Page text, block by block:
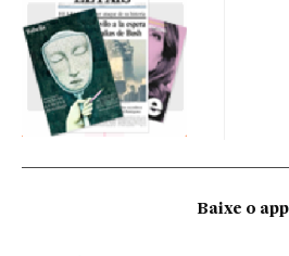
Baixe o app